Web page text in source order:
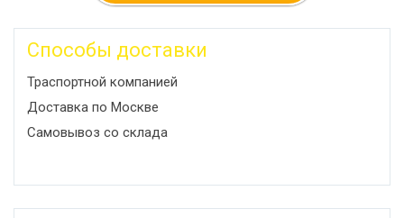
Способы доставки
Траспортной компанией
Доставка по Москве
Самовывоз со склада